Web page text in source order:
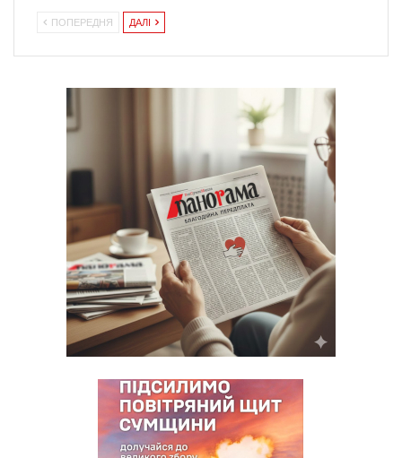
ПОПЕРЕДНЯ ДАЛІ